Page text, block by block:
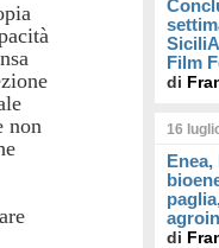
non
Film
di
16
di